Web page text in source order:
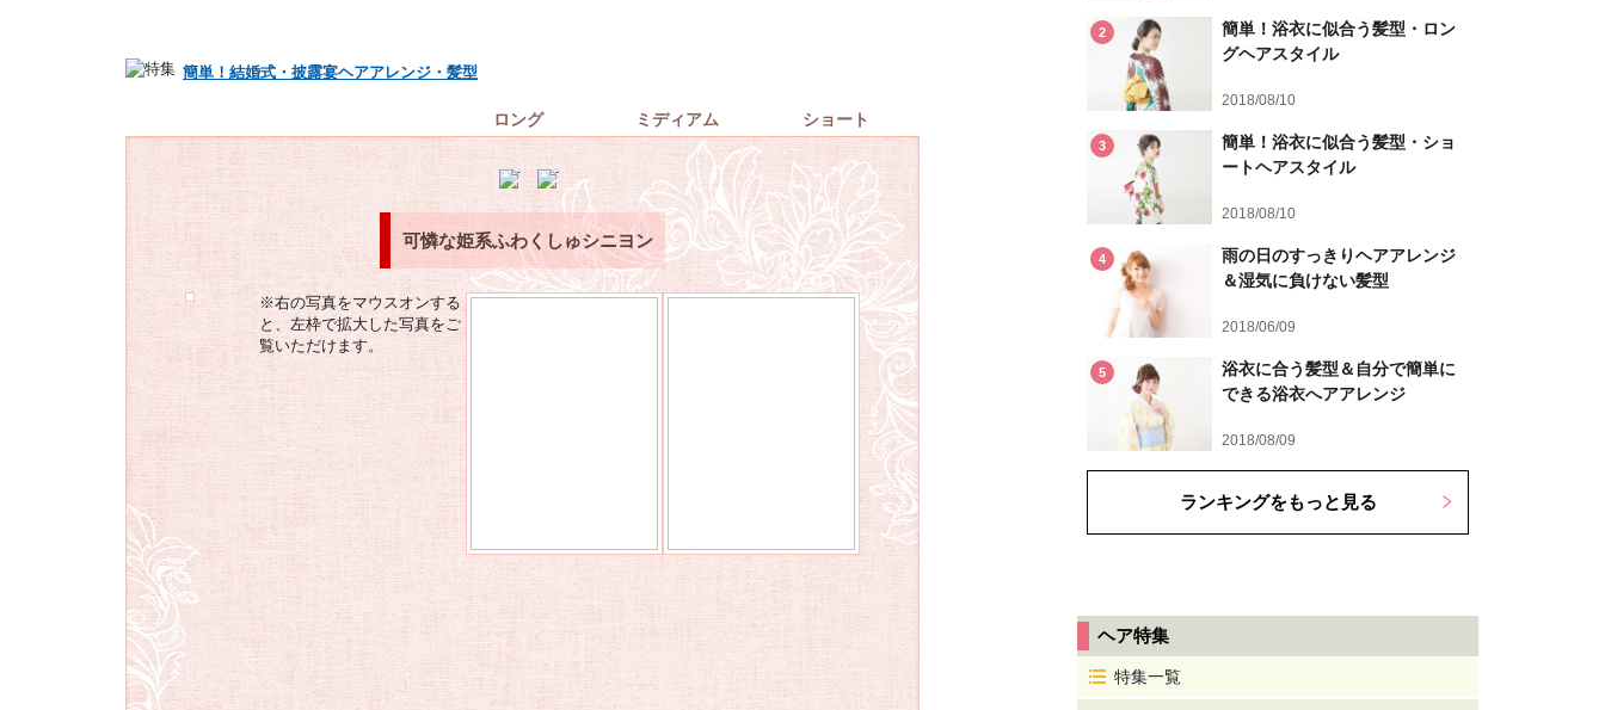
簡単！結婚式・披露宴ヘアアレンジ・髪型
ロング ミディアム ショート
可憐な姫系ふわくしゅシニヨン
※右の写真をマウスオンする
と、左枠で拡大した写真をご
覧いただけます。
2
簡単！浴衣に似合う髪型・ロン
グヘアスタイル
2018/08/10
3
簡単！浴衣に似合う髪型・ショ
ートヘアスタイル
2018/08/10
4
雨の日のすっきりヘアアレンジ
＆湿気に負けない髪型
2018/06/09
5
浴衣に合う髪型＆自分で簡単に
できる浴衣へアアレンジ
2018/08/09
ランキングをもっと見る
ヘア特集
特集一覧